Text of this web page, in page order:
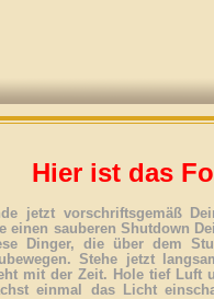
Hier ist das
jetzt vorschriftsgemäß
einen sauberen Shutdown
Dinger, die über dem
Stehe jetzt
mit der Zeit. Hole tief Luft
einmal das Licht